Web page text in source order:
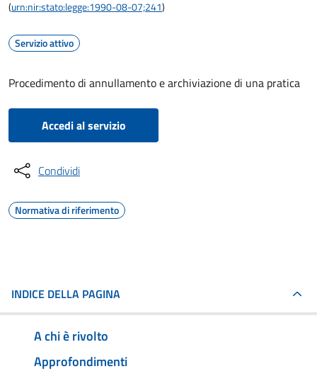
(urn:nir:stato:legge:1990-08-07;241)
Servizio attivo
Procedimento di annullamento e archiviazione di una pratica
Accedi al servizio
Condividi
Normativa di riferimento
INDICE DELLA PAGINA
A chi è rivolto
Approfondimenti